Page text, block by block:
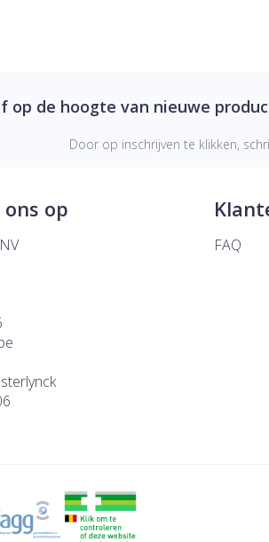
op de hoogte van nieuwe
Door op inschrijven te klikken,
op
FAQ